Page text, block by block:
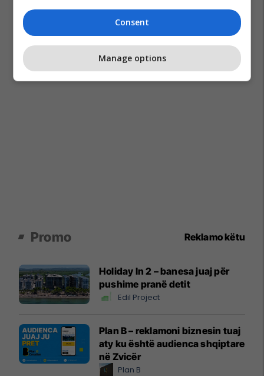
Promo Reklamo këtu
Holiday In 2 – banesa juaj për
pushime pranë detit
Edil Project
Plan B – reklamoni biznesin tuaj
aty ku është audienca shqiptare
në Zvicër
Plan B
Consent
Manage options